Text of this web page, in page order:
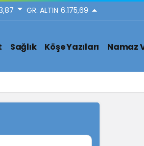
GR. ALTIN 6.175,69
Sağlık Köşe Yazıları Namaz